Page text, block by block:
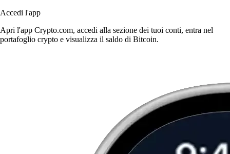
Accedi l'app
Apri l'app Crypto.com, accedi alla sezione dei tuoi conti, entra nel
portafoglio crypto e visualizza il saldo di Bitcoin.